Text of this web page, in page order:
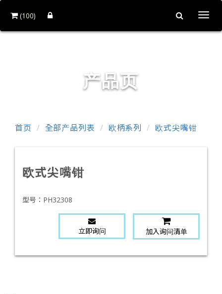
(100)
产品页
首页 全部产品列表 欧柄系列 欧式尖嘴钳
欧式尖嘴钳
型号： PH32308
立即询问 加入询问清单